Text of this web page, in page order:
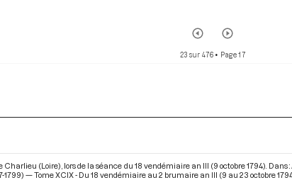
23 sur 476• Page 17
Charlieu (Loire), lors de la séance du 18 vendémiaire an III (9 octobre 1794).
— Tome XCIX - Du 18 vendémiaire au 2 brumaire an III (9 au 23 octobre